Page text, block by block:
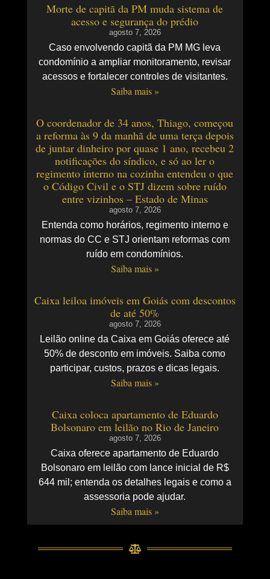
Morte de capitã da PM muda sistema de
acesso e segurança do prédio
agosto 7, 2026
Caso envolvendo capitã da PM MG leva
condomínio a ampliar monitoramento, revisar
acessos e fortalecer controles de visitantes.
Saiba mais »
O coordenador de 34 anos, Thiago, começou
a reforma às 9 da manhã de uma terça depois
de juntar dinheiro por quase 1 ano, recebeu 2
notificações do síndico, e só ao ler o
regimento interno na cozinha entendeu o que
o Código Civil e o STJ dizem sobre ruído
entre vizinhos – Estado de Minas
agosto 7, 2026
Entenda como horários, regimento interno e
normas do CC e STJ orientam reformas com
ruído em condomínios.
Saiba mais »
Caixa leiloa imóveis em Goiás com descontos
de até 50%
agosto 7, 2026
Leilão online da Caixa em Goiás oferece até
50% de desconto em imóveis. Saiba como
participar, custos, prazos e dicas legais.
Saiba mais »
Caixa coloca apartamento de Eduardo
Bolsonaro em leilão no Rio de Janeiro
agosto 7, 2026
Caixa oferece apartamento de Eduardo
Bolsonaro em leilão com lance inicial de R$
644 mil; entenda os detalhes legais e como a
assessoria pode ajudar.
Saiba mais »